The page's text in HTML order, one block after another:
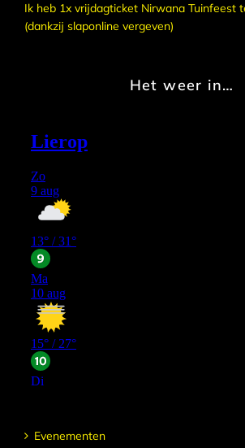
Ik heb 1x vrijdagticket Nirwana Tuinfeest
(dankzij slaponline vergeven)
Het weer in…
Evenementen